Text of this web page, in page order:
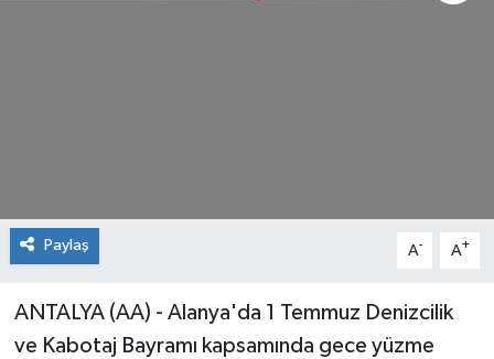
Paylaş A- A+
ANTALYA (AA) - Alanya'da 1 Temmuz Denizcilik
ve Kabotaj Bayramı kapsamında gece yüzme